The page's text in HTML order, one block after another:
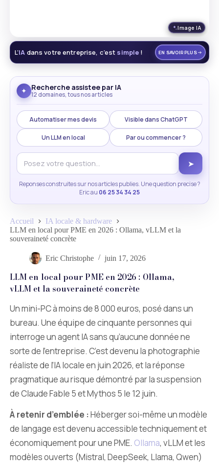
Image IA
L’IA dans votre entreprise, c’est simple ! EN SAVOIR PLUS
✦ Recherche assistee par IA
12 domaines, tous nos articles
Automatiser mes devis Visible dans ChatGPT
Un LLM en local Par ou commencer ?
➤
Reponses construites sur nos articles publies. Une question precise ?
Eric au 06 25 34 34 25
Accueil
IA locale & hardware
LLM en local pour PME en 2026 : Ollama, vLLM et la
souveraineté concrète
Eric Christophe juin 17, 2026
LLM en local pour PME en 2026 : Ollama,
vLLM et la souveraineté concrète
Un mini-PC à moins de 8 000 euros, posé dans un
bureau. Une équipe de cinquante personnes qui
interroge un agent IA sans qu’aucune donnée ne
sorte de l’entreprise. C’est devenu la photographie
réaliste de l’IA locale en juin 2026, et la réponse
pragmatique au risque démontré par la suspension
de Claude Fable 5 et Mythos 5 le 12 juin.
À retenir d’emblée :Héberger soi-même un modèle
de langage est devenu accessible techniquement et
économiquement pour une PME. Ollama, vLLM et les
modèles ouverts (Mistral, DeepSeek, Llama, Qwen)